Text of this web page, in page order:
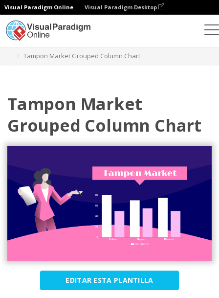
Visual Paradigm Online Visual Paradigm Desktop
Tampon Market Grouped Column Chart
Tampon Market
Grouped Column Chart
EDITAR ESTA PLANTILLA